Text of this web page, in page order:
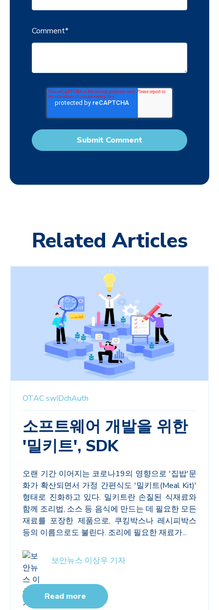
Comment*
Related Articles
OTACswIDchAuth
소프트웨어 개발을 위한
'밀키트', SDK
오랜 기간 이어지는 코로나19의 영향으로 '집밥'문
화가 확산되면서 가정 간편식도 '밀키트(Meal Kit)'
형태로 진화하고 있다. 밀키트란 손질된 식재료와
함께 조리법, 소스 등 음식에 만드는 데 필요한 모든
재료를 포장한 제품으로, 쿠킹박스나 레시피박스
등의 이름으로도 불린다. 조리에 필요한 재료가...
보안뉴스 이상우 기자
Read more